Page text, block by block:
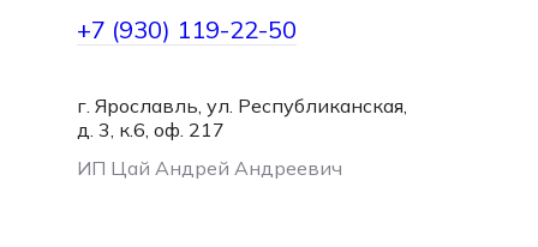
hello@dojo-media.com
г. Ярославль, ул. Республиканская,
д. 3, к.6, оф. 217
+7 (930) 119-22-50
ИП Цай Андрей Андреевич